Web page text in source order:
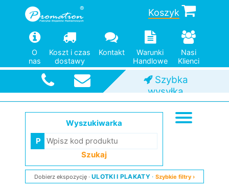
O
nas
Koszt i czas
dostawy
Kontakt
Warunki
Handlowe
Nasi
Klienci
Koszyk
Szybka
wysyłka
Wyszukiwarka
Szukaj
Dobierz ekspozycję ULOTKI I PLAKATY Szybkie filtry ›